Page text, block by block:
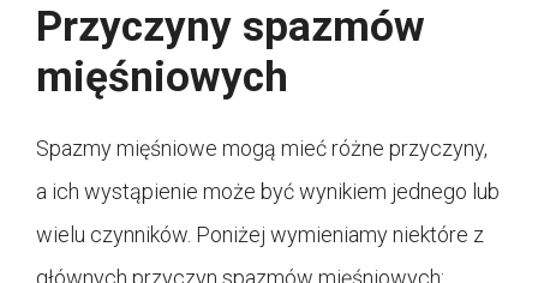
Przyczyny spazmów
mięśniowych
Spazmy mięśniowe mogą mieć różne przyczyny,
a ich wystąpienie może być wynikiem jednego lub
wielu czynników. Poniżej wymieniamy niektóre z
głównych przyczyn spazmów mięśniowych: